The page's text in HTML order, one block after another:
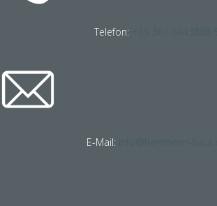
Telefon: +49 361 6443888 5
E-Mail: info@herrmann-